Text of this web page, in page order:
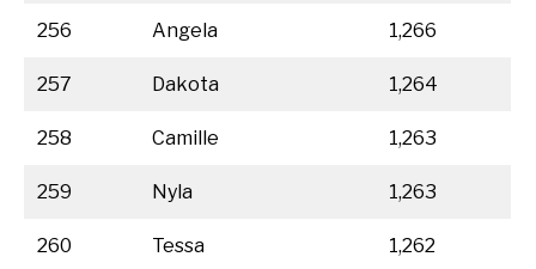
256 Angela 1,266
257 Dakota 1,264
258 Camille 1,263
259 Nyla 1,263
260 Tessa 1,262